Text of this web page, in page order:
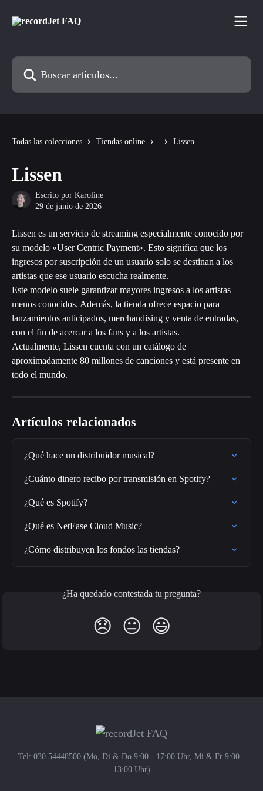
Buscar artículos...
Todas las colecciones Tiendas online Lissen
Lissen
Escrito por Karoline
29 de junio de 2026
Lissen es un servicio de streaming especialmente conocido por
su modelo «User Centric Payment». Esto significa que los
ingresos por suscripción de un usuario solo se destinan a los
artistas que ese usuario escucha realmente.
Este modelo suele garantizar mayores ingresos a los artistas
menos conocidos. Además, la tienda ofrece espacio para
lanzamientos anticipados, merchandising y venta de entradas,
con el fin de acercar a los fans y a los artistas.
Actualmente, Lissen cuenta con un catálogo de
aproximadamente 80 millones de canciones y está presente en
todo el mundo.
Artículos relacionados
¿Qué hace un distribuidor musical?
¿Cuánto dinero recibo por transmisión en Spotify?
¿Qué es Spotify?
¿Qué es NetEase Cloud Music?
¿Cómo distribuyen los fondos las tiendas?
¿Ha quedado contestada tu pregunta?
😞 😐 😃
Tel: 030 54448500 (Mo, Di & Do 9:00 - 17:00 Uhr, Mi & Fr 9:00 -
13:00 Uhr)